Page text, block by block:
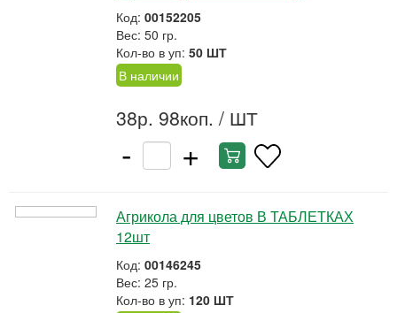
Код: 00152205
Вес: 50 гр.
Кол-во в уп: 50 ШТ
В наличии
38р. 98коп. / ШТ
- +
Агрикола для цветов В ТАБЛЕТКАХ
12шт
Код: 00146245
Вес: 25 гр.
Кол-во в уп: 120 ШТ